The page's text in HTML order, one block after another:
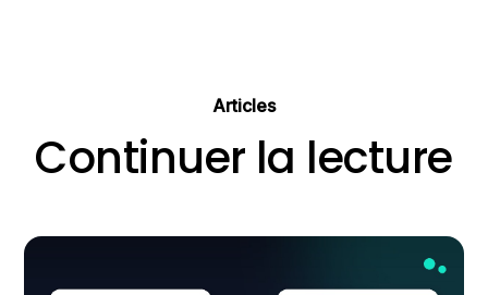
Articles
Continuer la lecture